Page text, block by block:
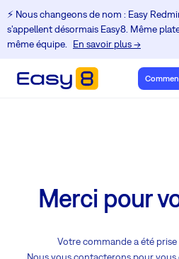
⚡️ Nous changeons de nom : Easy
s'appellent désormais Easy8. Même
même équipe.
En savoir plus →
Merci pour
Votre commande a été prise